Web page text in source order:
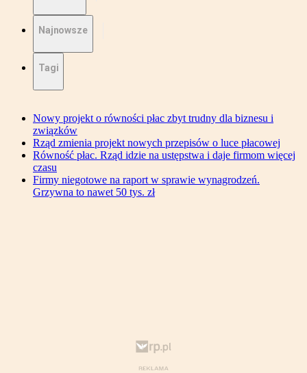
Najnowsze
Tagi
Nowy projekt o równości płac zbyt trudny dla biznesu i
związków
Rząd zmienia projekt nowych przepisów o luce płacowej
Równość płac. Rząd idzie na ustępstwa i daje firmom więcej
czasu
Firmy niegotowe na raport w sprawie wynagrodzeń.
Grzywna to nawet 50 tys. zł